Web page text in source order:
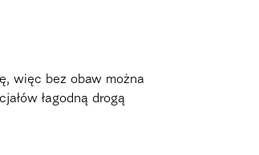
więc bez obaw można
łagodną drogą